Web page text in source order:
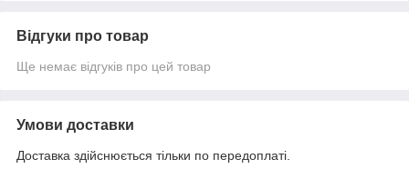
Відгуки про товар
Ще немає відгуків про цей товар
Умови доставки
Доставка здійснюється тільки по передоплаті.